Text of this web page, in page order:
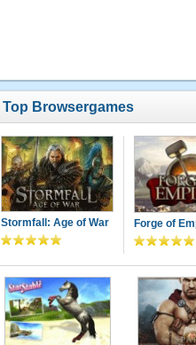
Top Browsergames
Stormfall: Age of War Forge of